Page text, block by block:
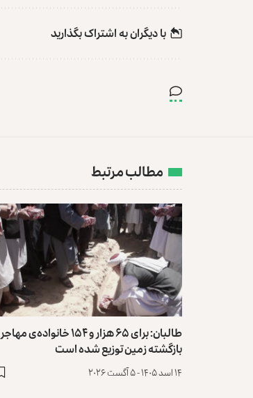
با دیگران به‌‌ اشتراک بگذارید
مطالب مرتبط
طالبان: برای ۶۵ هزار و ۱۵۴ خانواده‌ی مهاجر
بازگشته زمین توزیع ‏شده است
۱۴ اسد ۱۴۰۵ - ۵ آگست ۲۰۲۶